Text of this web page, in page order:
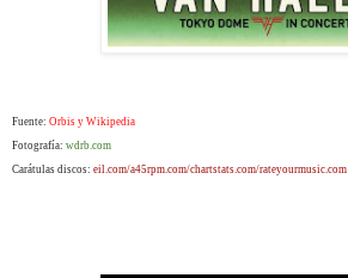
Fuente: Orbis y Wikipedia
Fotografía: wdrb.com
Carátulas discos: eil.com/a45rpm.com/chartstats.com/rateyourmusic.com